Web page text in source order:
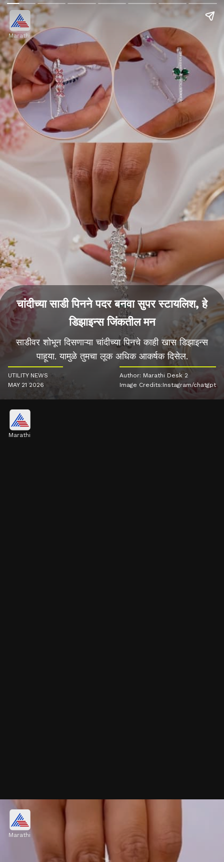
Marathi
चांदीच्या साडी पिनने पदर बनवा सुपर स्टायलिश, हे
डिझाइन्स जिंकतील मन
साडीवर शोभून दिसणाऱ्या चांदीच्या पिनचे काही खास डिझाइन्स
पाहूया. यामुळे तुमचा लूक अधिक आकर्षक दिसेल.
UTILITY NEWS
MAY 21 2026
Author: Marathi Desk 2
Image Credits:Instagram/chatgpt
Marathi
घुंगरूपासून स्टोनपर्यंत, लेटेस्ट सिल्व्हर साडी पिन
लेटेस्ट सिल्व्हर साडी पिन डिझाइन्स पाहा. हे डिझाइन्स पारंपरिक
Marathi